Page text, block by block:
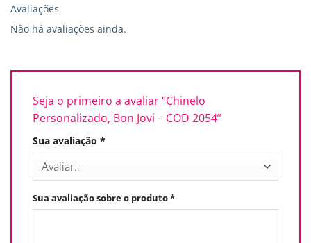
Avaliações
Não há avaliações ainda.
Seja o primeiro a avaliar “Chinelo
Personalizado, Bon Jovi – COD 2054”
Sua avaliação *
Sua avaliação sobre o produto*